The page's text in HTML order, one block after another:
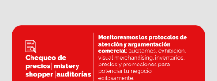
política de privacidad.
Gracias por tu confianza y por ser parte de
nuestra comunidad en línea.